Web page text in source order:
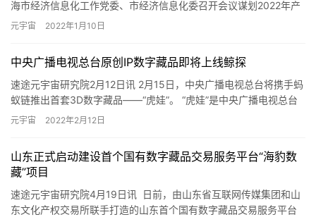
海市经济信息化工作党委、市经济信息化委召开会议谋划2022年产
业和信息化工作。 会议强调，要聚焦赛道布局、优势发力、企…
元宇宙 2022年1月10日
中央广播电视总台原创IP数字藏品即将上线鲸探
速途元宇宙研究院2月12日讯 2月15日，中央广播电视总台将携手蚂
蚁链推出首套3D数字藏品——“虎娃”。 “虎娃”是中央广播电视总台
的自主原创IP，是其“十二生肖福娃”系列中的其中…
元宇宙 2022年2月12日
山东正式启动建设首个国有数字藏品交易服务平台“海豹数
藏”项目
速途元宇宙研究院4月19日讯 日前，由山东省互联网传媒集团和山
东文化产权交易所联手打造的山东首个国有数字藏品交易服务平台